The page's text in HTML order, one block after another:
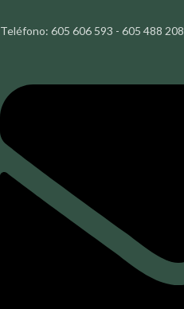
Teléfono: 605 606 593 - 605 488 208